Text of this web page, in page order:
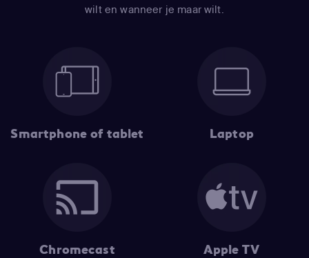
wilt en wanneer je maar wilt.
Smartphone of tablet Laptop
Chromecast Apple TV